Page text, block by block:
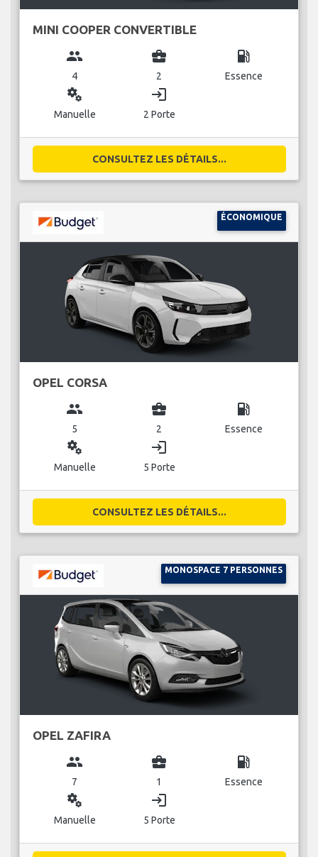
MINI COOPER CONVERTIBLE
group
4
business_center
2
local_gas_station
Essence
miscellaneous_services
Manuelle
login
2 Porte
CONSULTEZ LES DÉTAILS...
ÉCONOMIQUE
OPEL CORSA
group
5
business_center
2
local_gas_station
Essence
miscellaneous_services
Manuelle
login
5 Porte
CONSULTEZ LES DÉTAILS...
MONOSPACE 7 PERSONNES
OPEL ZAFIRA
group
7
business_center
1
local_gas_station
Essence
miscellaneous_services
Manuelle
login
5 Porte